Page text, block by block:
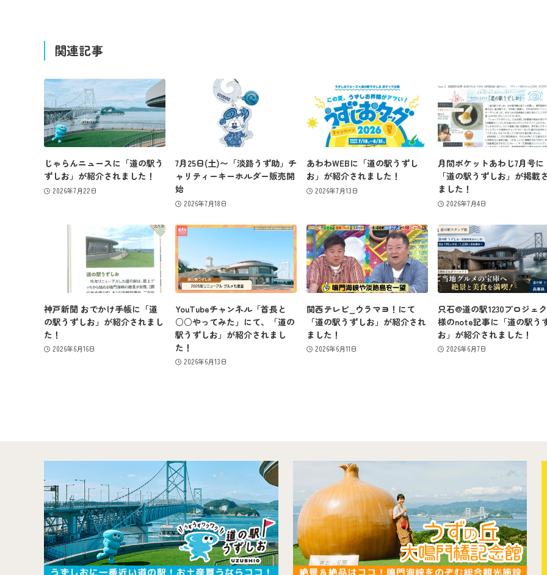
関連記事
じゃらんニュースに「道の駅う
ずしお」が紹介されました！
2026年7月22日
7月25日(土)〜「淡路うず助」チ
ャリティーキーホルダー販売開
始
2026年7月18日
あわわWEBに「道の駅うずし
お」が紹介されました！
2026年7月13日
月間ポケットあわじ7月号に
「道の駅うずしお」が掲載
ました！
2026年7月4日
神戸新聞 おでかけ手帳に「道
の駅うずしお」が紹介されまし
た！
2026年6月16日
YouTubeチャンネル「首長と
○○やってみた」にて、「道の
駅うずしお」が紹介されまし
た！
2026年6月13日
関西テレビ_ウラマヨ！にて
「道の駅うずしお」が紹介され
ました！
2026年6月11日
只石@道の駅1230プロジェ
様のnote記事に「道の駅う
お」が紹介されました！
2026年6月7日